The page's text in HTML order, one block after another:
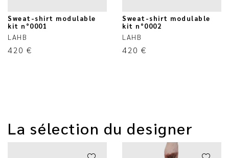
Sweat-shirt modulable
kit n°0001
LAHB
420 €
Sweat-shirt modulable
kit n°0002
LAHB
420 €
La sélection du designer